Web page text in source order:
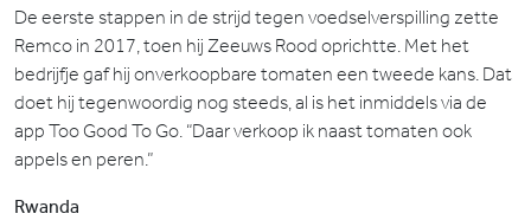
De eerste stappen in de strijd tegen voedselverspilling zette
Remco in 2017, toen hij Zeeuws Rood oprichtte. Met het
bedrijfje gaf hij onverkoopbare tomaten een tweede kans. Dat
doet hij tegenwoordig nog steeds, al is het inmiddels via de
app Too Good To Go. “Daar verkoop ik naast tomaten ook
appels en peren.”
Rwanda